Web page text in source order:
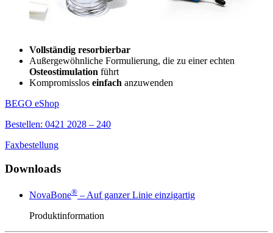
Vollständig resorbierbar
Außergewöhnliche Formulierung, die zu einer echten
Osteostimulation führt
Kompromisslos einfach anzuwenden
BEGO eShop
Bestellen: 0421 2028 – 240
Faxbestellung
Downloads
NovaBone® – Auf ganzer Linie einzigartig
Produktinformation